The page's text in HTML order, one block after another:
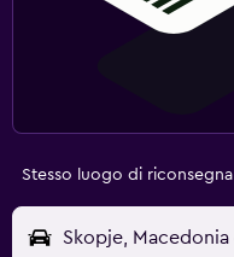
Stesso luogo di riconsegna